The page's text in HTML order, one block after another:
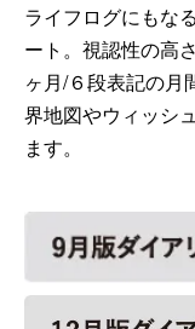
ライフログにもな
ート。視認性の高
ヶ月/６段表記の月
界地図やウィッシ
ます。